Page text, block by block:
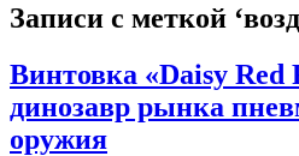
Записи с меткой
Винтовка «Daisy
динозавр рынка
оружия